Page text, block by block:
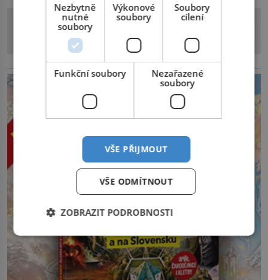
reklama
Nezbytně
nutné
soubory
Výkonové
soubory
Soubory
cílení
Funkční soubory
Nezařazené
soubory
VŠE PŘIJMOUT
VŠE ODMÍTNOUT
ZOBRAZIT PODROBNOSTI